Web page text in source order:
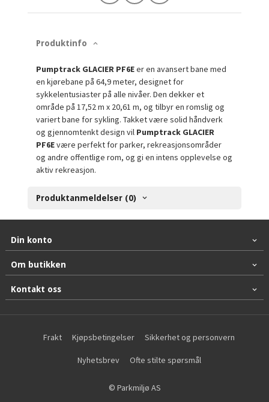
Produktinfo
Pumptrack GLACIER PF6Eer en avansert bane med
en kjørebane på 64,9 meter, designet for
sykkelentusiaster på alle nivåer. Den dekker et
område på 17,52 m x 20,61 m, og tilbyr en romslig og
variert bane for sykling. Takket være solid håndverk
og gjennomtenkt design vil Pumptrack GLACIER
PF6Evære perfekt for parker, rekreasjonsområder
og andre offentlige rom, og gi en intens opplevelse og
aktiv rekreasjon.
Produktanmeldelser (0)
Din konto
Om butikken
Kontakt oss
Frakt Kjøpsbetingelser Sikkerhet og personvern
Nyhetsbrev Ofte stilte spørsmål
© Parkmiljø AS